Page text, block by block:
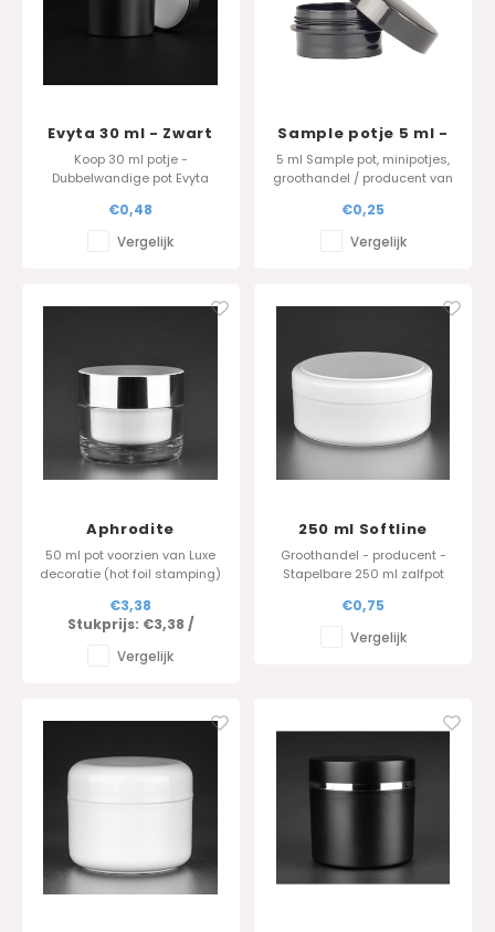
Evyta 30 ml - Zwart
Koop 30 ml potje -
Dubbelwandige pot Evyta
€0,48
Vergelijk
Sample potje 5 ml -
Zwart
5 ml Sample pot, minipotjes,
groothandel / producent van
sample potjes in PP.
€0,25
Vergelijk
Aphrodite
DuoLuxMax 50 ml
50 ml pot voorzien van Luxe
decoratie (hot foil stamping)
grijs en goud kleur
€3,38
Stukprijs: €3,38 /
Vergelijk
250 ml Softline
diameter 100 mm
Groothandel - producent -
Stapelbare 250 ml zalfpot
is ideaal voor handcrème en
scrubs beschikbaar met
tussendeksel .
€0,75
Vergelijk